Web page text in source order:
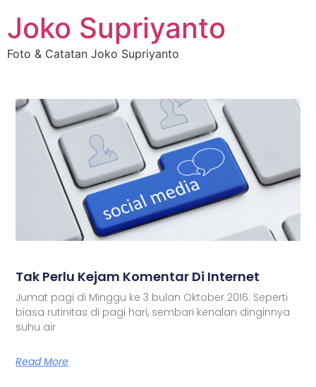
Joko Supriyanto
Foto & Catatan Joko Supriyanto
Tak Perlu Kejam Komentar Di Internet
Jumat pagi di Minggu ke 3 bulan Oktober 2016. Seperti
biasa rutinitas di pagi hari, sembari kenalan dinginnya
suhu air
Read More